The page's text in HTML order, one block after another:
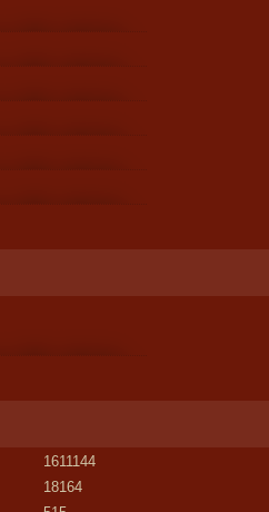
1611144
18164